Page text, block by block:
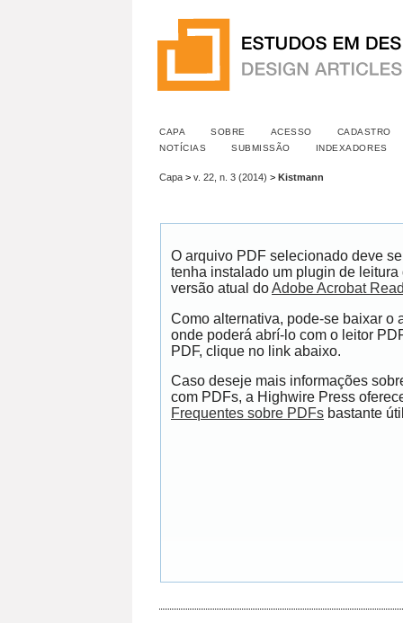
CAPA SOBRE ACESSO
CADASTRO
NOTÍCIAS
SUBMISSÃO INDEXADORES
Capa > v. 22, n. 3 (2014) > Kistmann
O arquivo PDF selecionado deve
tenha instalado um plugin de
versão atual doAdobe Acrobat
Como alternativa, pode-se baixar o
onde poderá abrí-lo com o leitor
PDF, clique no link abaixo.
Caso deseje mais informações
com PDFs, a Highwire Press
Frequentes sobre PDFs bastante